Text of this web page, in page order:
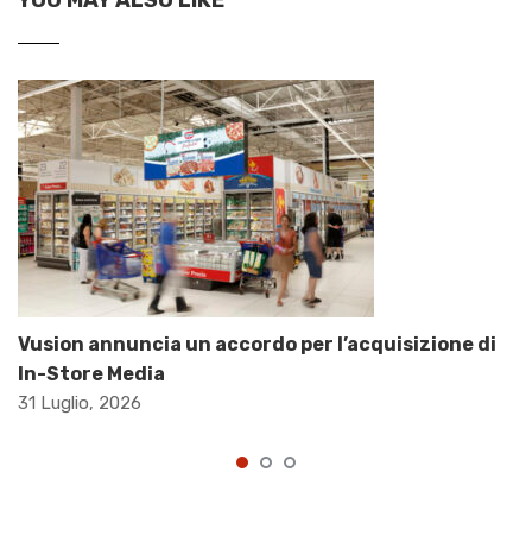
Vusion annuncia un accordo per l’acquisizione di
In-Store Media
31 Luglio, 2026